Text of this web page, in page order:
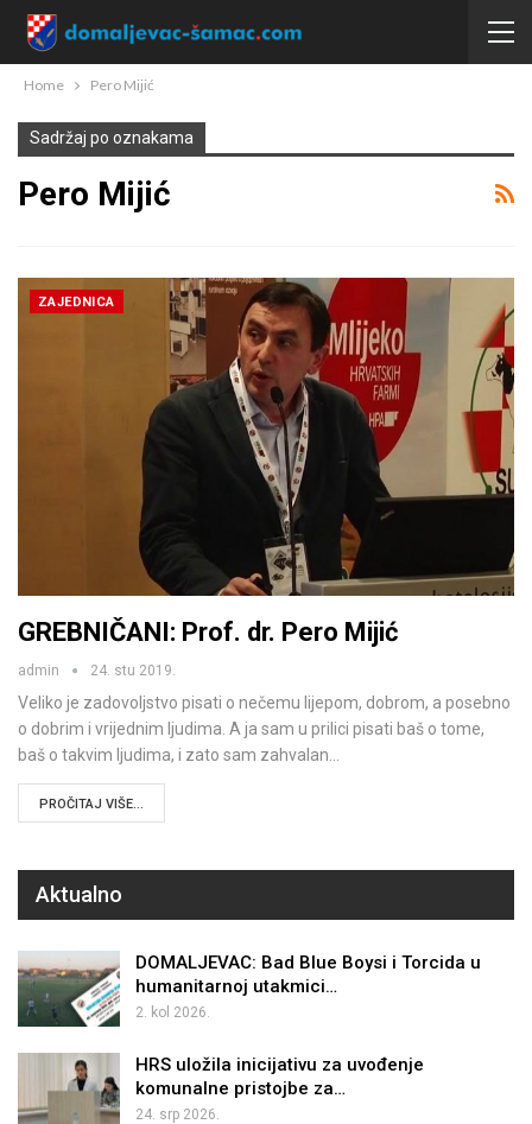
Home Pero Mijić
Sadržaj po oznakama
Pero Mijić
ZAJEDNICA
GREBNIČANI: Prof. dr. Pero Mijić
admin 24. stu 2019.
Veliko je zadovoljstvo pisati o nečemu lijepom, dobrom, a posebno
o dobrim i vrijednim ljudima. A ja sam u prilici pisati baš o tome,
baš o takvim ljudima, i zato sam zahvalan…
PROČITAJ VIŠE...
Aktualno
DOMALJEVAC: Bad Blue Boysi i Torcida u
humanitarnoj utakmici…
2. kol 2026.
HRS uložila inicijativu za uvođenje
komunalne pristojbe za…
24. srp 2026.